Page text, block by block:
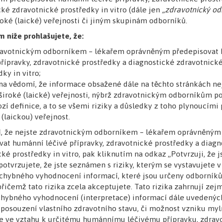
je kladen namezioborovou spolupráci. Právě
umožňuje komplexní pohled na pacienta,
k volbě konkrétní biologické léčby.
také limitacím diagnostiky, například vlivu
biomarkerů, a nabízí praktická doporučení, kdy a jak
ve své praxi setkáváte s pacienty s astmatem a
přístup k jejich diferenciaci a léčbě, nenechte si
závěrečný test získat kredity do systému
studiem kurzu již nyní a rozšiřte si znalosti o
pomoci zpřesnit léčebná rozhodnutí ve vaší
Přihlaste se
zdravotnické prostředky in vitro (dále jen „zdravotnický
(laické) veřejnosti či jiným skupinám odborníků.
níže prohlašujete, že:
odborníkem – lékařem oprávněným předepisovat
zdravotnické prostředky a diagnostické zdravotnické
in vitro;
vědomí, že informace obsažené dále na těchto stránkách
(laické) veřejnosti, nýbrž zdravotnickým odborníkům
definice, a to se všemi riziky a důsledky z toho plynoucími
veřejnost.
že nejste zdravotnickým odborníkem – lékařem oprávněným
humánní léčivé přípravky, zdravotnické prostředky a
prostředky in vitro, pak kliknutím na odkaz „Potvrzuji, že
že jste seznámen s riziky, kterým se vystavujete
vyhodnocení informací, které jsou určeny
tato rizika zcela akceptujete. Tato rizika zahrnují
vyhodnocení (interpretace) informací dále
vlastního zdravotního stavu, či možnost vzniku
ve vztahu k určitému humánnímu léčivému přípravku,